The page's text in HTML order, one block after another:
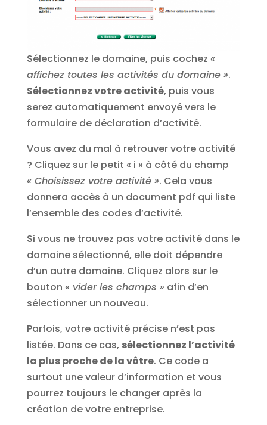
Sélectionnez le domaine, puis cochez «
affichez toutes les activités du domaine ».
Sélectionnez votre activité, puis vous
serez automatiquement envoyé vers le
formulaire de déclaration d’activité.
Vous avez du mal à retrouver votre activité
? Cliquez sur le petit « i » à côté du champ
« Choisissez votre activité ». Cela vous
donnera accès à un document pdf qui liste
l’ensemble des codes d’activité.
Si vous ne trouvez pas votre activité dans le
domaine sélectionné, elle doit dépendre
d’un autre domaine. Cliquez alors sur le
bouton « vider les champs » afin d’en
sélectionner un nouveau.
Parfois, votre activité précise n’est pas
listée. Dans ce cas, sélectionnez l’activité
la plus proche de la vôtre. Ce code a
surtout une valeur d’information et vous
pourrez toujours le changer après la
création de votre entreprise.